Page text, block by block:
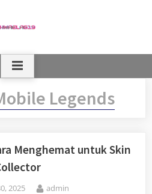
Legends
Menghemat untuk Skin
2025 By
admin